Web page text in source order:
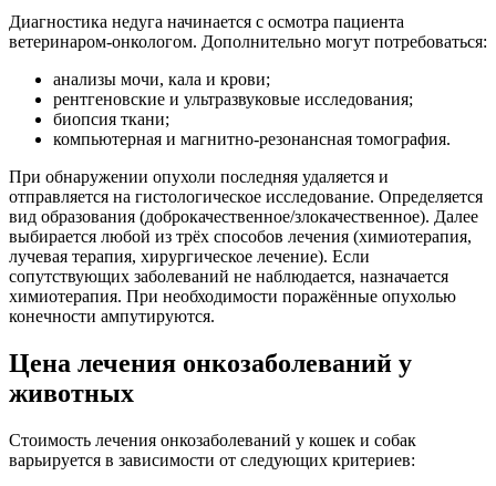
Диагностика недуга начинается с осмотра пациента
ветеринаром-онкологом. Дополнительно могут потребоваться:
анализы мочи, кала и крови;
рентгеновские и ультразвуковые исследования;
биопсия ткани;
компьютерная и магнитно-резонансная томография.
При обнаружении опухоли последняя удаляется и
отправляется на гистологическое исследование. Определяется
вид образования (доброкачественное/злокачественное). Далее
выбирается любой из трёх способов лечения (химиотерапия,
лучевая терапия, хирургическое лечение). Если
сопутствующих заболеваний не наблюдается, назначается
химиотерапия. При необходимости поражённые опухолью
конечности ампутируются.
Цена лечения онкозаболеваний у
животных
Стоимость лечения онкозаболеваний у кошек и собак
варьируется в зависимости от следующих критериев: